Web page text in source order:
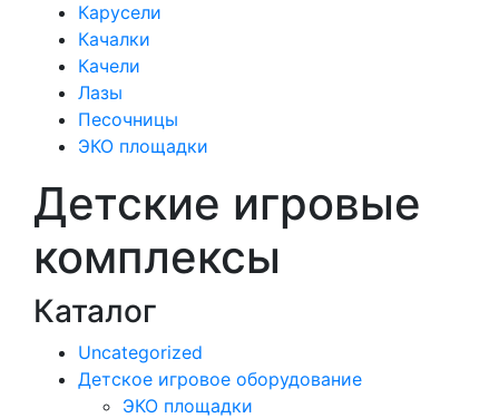
Карусели
Качалки
Качели
Лазы
Песочницы
ЭКО площадки
Детские игровые
комплексы
Каталог
Uncategorized
Детское игровое оборудование
ЭКО площадки